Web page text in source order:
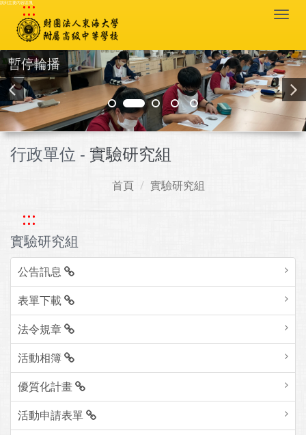
跳到主要內容區塊
:::
暫停輪播
行政單位 - 實驗研究組
首頁 實驗研究組
:::
實驗研究組
公告訊息
表單下載
法令規章
活動相簿
優質化計畫
活動申請表單